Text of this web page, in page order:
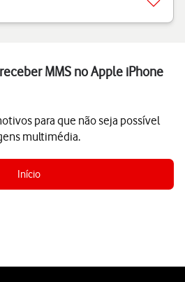
MMS no Apple iPhone
para que não seja possível
multimédia.
Início